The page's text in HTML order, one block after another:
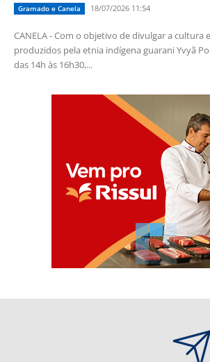
Gramado e Canela 18/07/2026 11:54
CANELA - Com o objetivo de divulgar a cultura
produzidos pela etnia indígena guarani Yvyã
das 14h às 16h30,...